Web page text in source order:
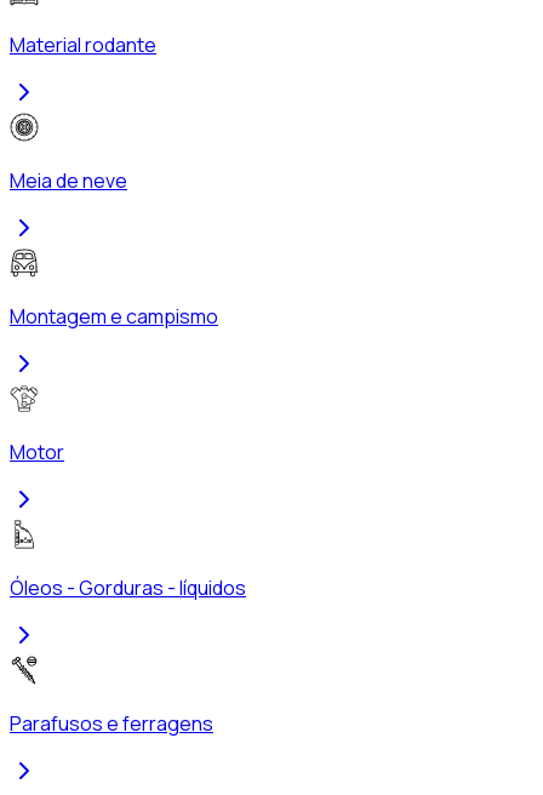
Material rodante
Meia de neve
Montagem e campismo
Motor
Óleos - Gorduras - líquidos
Parafusos e ferragens